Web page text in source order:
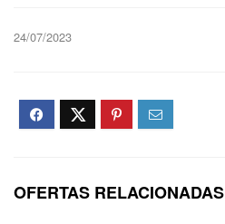
24/07/2023
OFERTAS RELACIONADAS